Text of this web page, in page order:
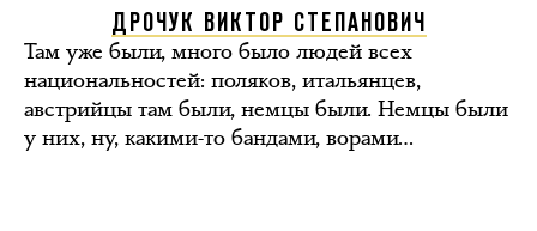
ДРОЧУК ВИКТОР СТЕПАНОВИЧ
Там уже были, много было людей всех
национальностей: поляков, итальянцев,
австрийцы там были, немцы были. Немцы были
у них, ну, какими-то бандами, ворами…